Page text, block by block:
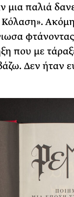
παλιά
που με
Δεν ήταν